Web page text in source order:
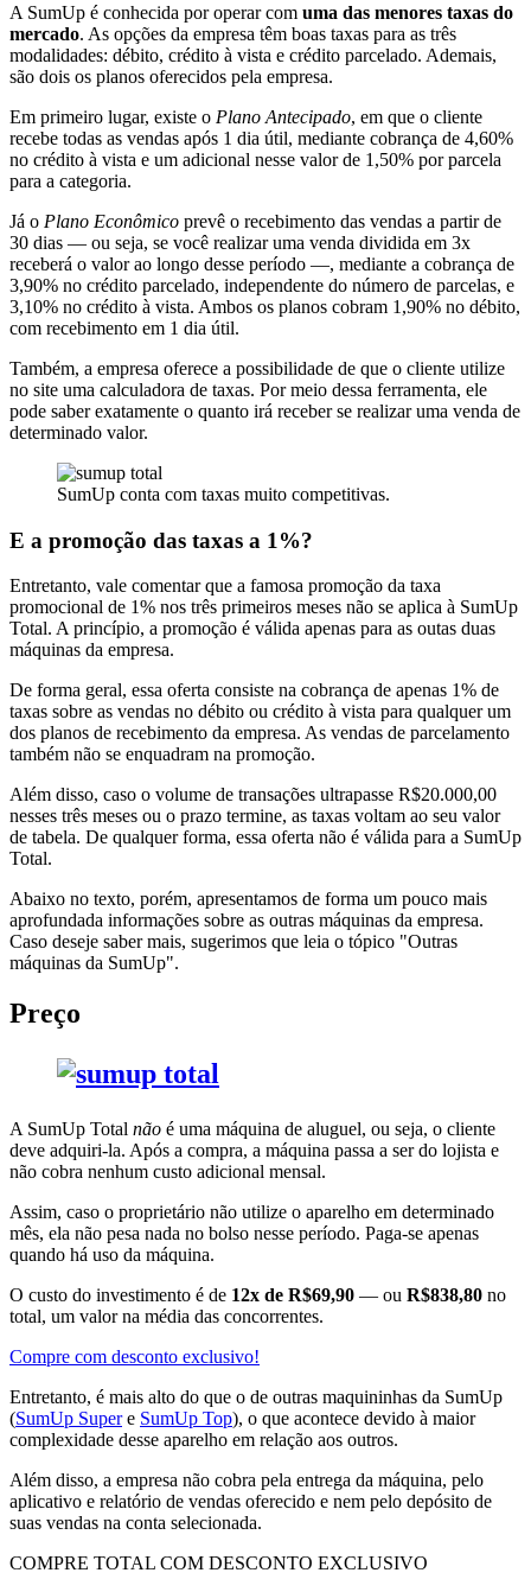
A SumUp é conhecida por operar com uma das menores taxas do
mercado. As opções da empresa têm boas taxas para as três
modalidades: débito, crédito à vista e crédito parcelado. Ademais,
são dois os planos oferecidos pela empresa.
Em primeiro lugar, existe o Plano Antecipado, em que o cliente
recebe todas as vendas após 1 dia útil, mediante cobrança de 4,60%
no crédito à vista e um adicional nesse valor de 1,50% por parcela
para a categoria.
Já o Plano Econômico prevê o recebimento das vendas a partir de
30 dias — ou seja, se você realizar uma venda dividida em 3x
receberá o valor ao longo desse período —, mediante a cobrança de
3,90% no crédito parcelado, independente do número de parcelas, e
3,10% no crédito à vista. Ambos os planos cobram 1,90% no débito,
com recebimento em 1 dia útil.
Também, a empresa oferece a possibilidade de que o cliente utilize
no site uma calculadora de taxas. Por meio dessa ferramenta, ele
pode saber exatamente o quanto irá receber se realizar uma venda de
determinado valor.
SumUp conta com taxas muito competitivas.
E a promoção das taxas a 1%?
Entretanto, vale comentar que a famosa promoção da taxa
promocional de 1% nos três primeiros meses não se aplica à SumUp
Total. A princípio, a promoção é válida apenas para as outas duas
máquinas da empresa.
De forma geral, essa oferta consiste na cobrança de apenas 1% de
taxas sobre as vendas no débito ou crédito à vista para qualquer um
dos planos de recebimento da empresa. As vendas de parcelamento
também não se enquadram na promoção.
Além disso, caso o volume de transações ultrapasse R$20.000,00
nesses três meses ou o prazo termine, as taxas voltam ao seu valor
de tabela. De qualquer forma, essa oferta não é válida para a SumUp
Total.
Abaixo no texto, porém, apresentamos de forma um pouco mais
aprofundada informações sobre as outras máquinas da empresa.
Caso deseje saber mais, sugerimos que leia o tópico "Outras
máquinas da SumUp".
Preço
A SumUp Total não é uma máquina de aluguel, ou seja, o cliente
deve adquiri-la. Após a compra, a máquina passa a ser do lojista e
não cobra nenhum custo adicional mensal.
Assim, caso o proprietário não utilize o aparelho em determinado
mês, ela não pesa nada no bolso nesse período. Paga-se apenas
quando há uso da máquina.
O custo do investimento é de 12x de R$69,90 — ou R$838,80 no
total, um valor na média das concorrentes.
Compre com desconto exclusivo!
Entretanto, é mais alto do que o de outras maquininhas da SumUp
(SumUp Supere SumUp Top), o que acontece devido à maior
complexidade desse aparelho em relação aos outros.
Além disso, a empresa não cobra pela entrega da máquina, pelo
aplicativo e relatório de vendas oferecido e nem pelo depósito de
suas vendas na conta selecionada.
COMPRE TOTAL COM DESCONTO EXCLUSIVO